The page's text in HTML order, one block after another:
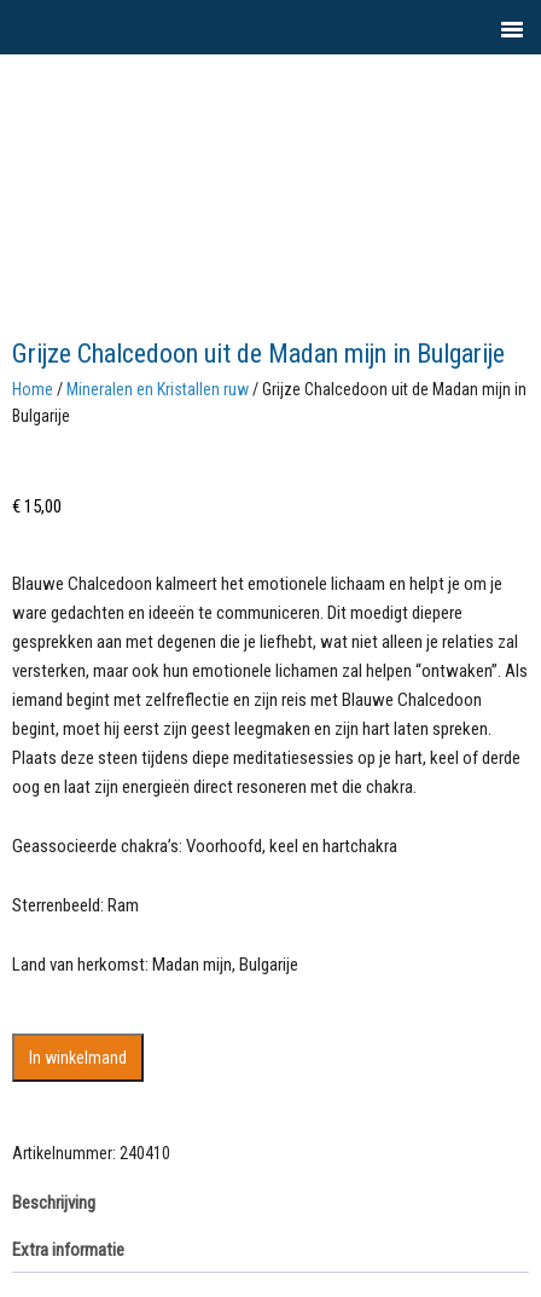
Grijze Chalcedoon uit de Madan mijn in Bulgarije
Home / Mineralen en Kristallen ruw/ Grijze Chalcedoon uit de Madan mijn in
Bulgarije
€15,00
Blauwe Chalcedoon kalmeert het emotionele lichaam en helpt je om je
ware gedachten en ideeën te communiceren. Dit moedigt diepere
gesprekken aan met degenen die je liefhebt, wat niet alleen je relaties zal
versterken, maar ook hun emotionele lichamen zal helpen “ontwaken”. Als
iemand begint met zelfreflectie en zijn reis met Blauwe Chalcedoon
begint, moet hij eerst zijn geest leegmaken en zijn hart laten spreken.
Plaats deze steen tijdens diepe meditatiesessies op je hart, keel of derde
oog en laat zijn energieën direct resoneren met die chakra.
Geassocieerde chakra’s: Voorhoofd, keel en hartchakra
Sterrenbeeld: Ram
Land van herkomst: Madan mijn, Bulgarije
Madan
in
aantal
In winkelmand
Artikelnummer: 240410
Beschrijving
Extra informatie